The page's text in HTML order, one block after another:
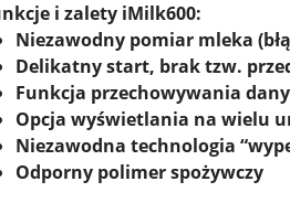
i zalety iMilk600:
Niezawodny pomiar mleka
Delikatny start, brak tzw.
Funkcja przechowywania
Opcja wyświetlania na wielu
Niezawodna technologia
Odporny polimer spożywczy